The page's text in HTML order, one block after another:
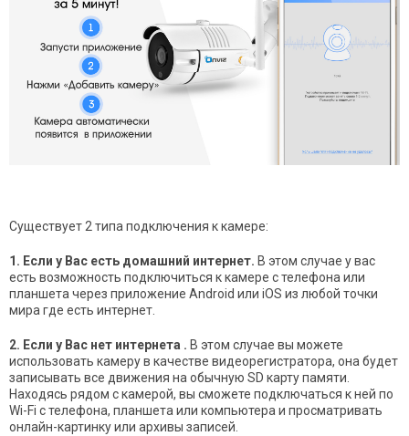
Существует 2 типа подключения к камере:
1. Если у Вас есть домашний интернет. В этом случае у вас
есть возможность подключиться к камере c телефона или
планшета через приложение Android или iOS из любой точки
мира где есть интернет.
2. Если у Вас нет интернета . В этом случае вы можете
использовать камеру в качестве видеорегистратора, она будет
записывать все движения на обычную SD карту памяти.
Находясь рядом с камерой, вы сможете подключаться к ней по
Wi-Fi с телефона, планшета или компьютера и просматривать
онлайн-картинку или архивы записей.